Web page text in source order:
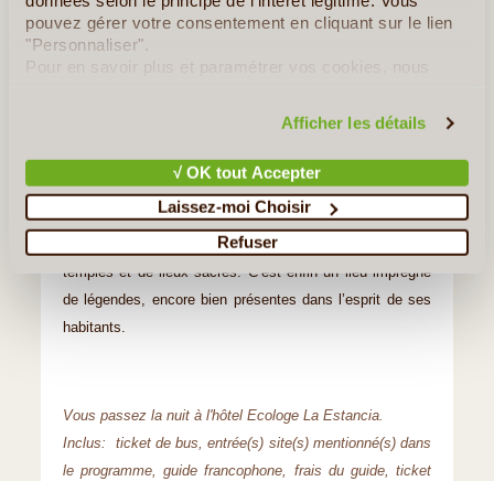
pouvez gérer votre consentement en cliquant sur le lien
"Personnaliser".
Pour en savoir plus et paramétrer vos cookies, nous
Afficher les détails
√ OK tout Accepter
Laissez-moi Choisir
Refuser
Nous embarquons ensuite à bord d’une lancha jusqu'au
village de Yampupata
. De là, nous partons en
maximum), par la crête, en traversant de petits villages
terres, les Andes, et le Pérou.
Nous rejoignons ensuitel'Île du Soleil. C’est l’île la plus
étendue du lac. C’est aussi celle qui abrite le plus de
temples et de lieux sacrés. C’est enfin un lieu imprégné
de légendes, encore bien présentes dans l’esprit de ses
habitants.
Vous passez la nuit à l'hôtel Ecologe La Estancia.
Inclus: ticket de bus, entrée(s) site(s) mentionné(s) dans
le programme, guide francophone, frais du guide, ticket